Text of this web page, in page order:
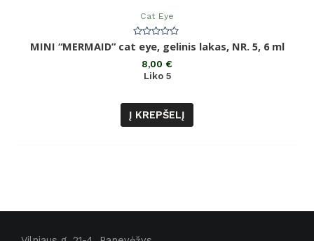
Cat Eye
Įvertinimas:
0
MINI “MERMAID” cat eye, gelinis lakas, NR. 5, 6 ml
8,00 €
Liko 5
Į KREPŠELĮ